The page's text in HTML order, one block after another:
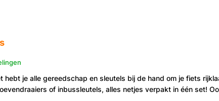
hebt je alle gereedschap en sleutels bij de hand om je fiets
of inbussleutels, alles netjes verpakt in één set!